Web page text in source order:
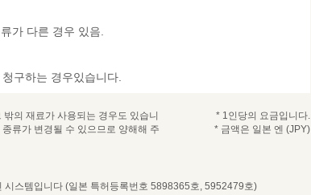
가 다른 경우 있음.
구하는 경우있습니다.
의 재료가 사용되는 경우도 있습니
류가 변경될 수 있으므로 양해해 주
* 1인당의 요금입니다.
* 금액은 일본 엔 (JPY)
스템입니다 (일본 특허등록번호 5898365호, 5952479호)